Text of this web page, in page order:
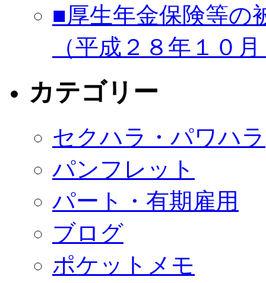
■厚生年金保険等の
（平成２８年１０
カテゴリー
セクハラ・パワハラ
パンフレット
パート・有期雇用
ブログ
ポケットメモ